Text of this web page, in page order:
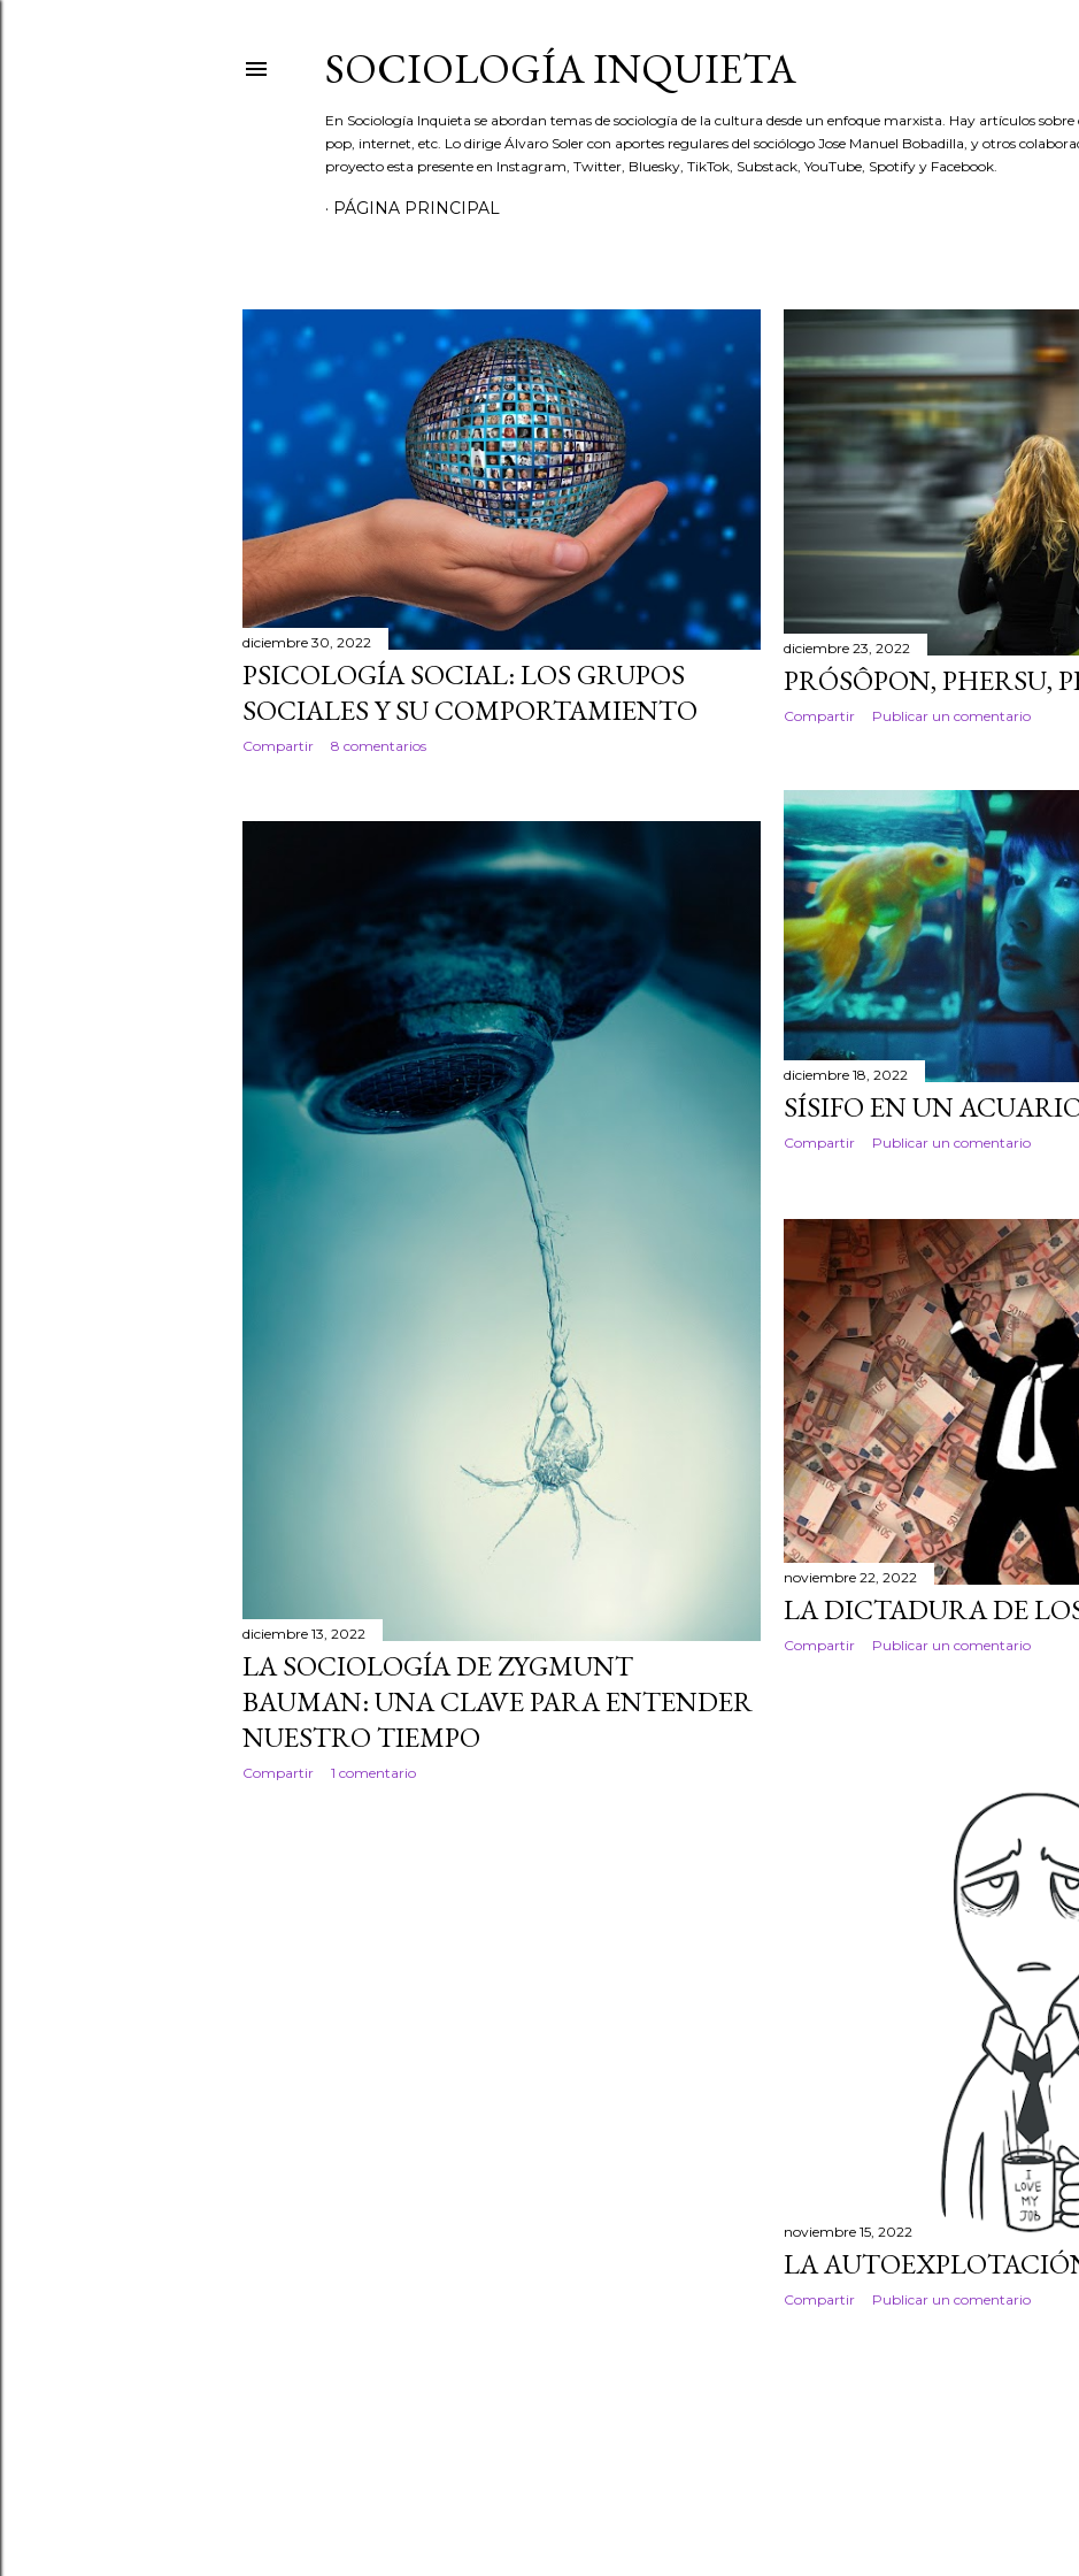
SOCIOLOGÍA INQUIETA
En Sociología Inquieta se abordan temas de sociología de la cultura desde un enfoque marxista. Hay artículos
pop, internet, etc. Lo dirige Álvaro Soler con aportes regulares del sociólogo Jose Manuel Bobadilla, y otros
proyecto esta presente en Instagram, Twitter, Bluesky, TikTok, Substack, YouTube, Spotify y Facebook.
PÁGINA PRINCIPAL
r
a
d
a
s
diciembre 30, 2022
PSICOLOGÍA SOCIAL: LOS GRUPOS
SOCIALES Y SU COMPORTAMIENTO
Compartir 8 comentarios
diciembre 23, 2022
PRÓSÔPON, PHERSU,
Compartir Publicar un comentario
diciembre 18, 2022
SÍSIFO EN UN
Compartir Publicar un comentario
diciembre 13, 2022
LA SOCIOLOGÍA DE ZYGMUNT
BAUMAN: UNA CLAVE PARA ENTENDER
NUESTRO TIEMPO
Compartir 1 comentario
noviembre 22, 2022
LA DICTADURA DE
Compartir Publicar un comentario
noviembre 15, 2022
LA
Compartir Publicar un comentario